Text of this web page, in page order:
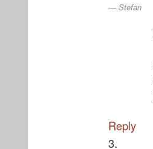
Stefan
Reply